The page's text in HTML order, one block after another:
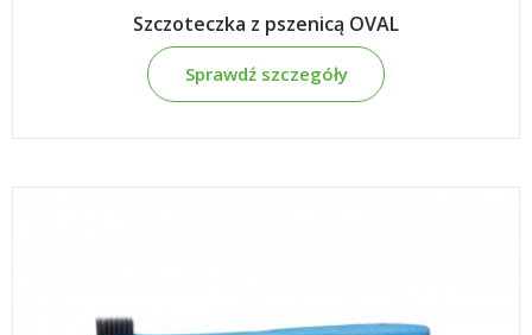
Szczoteczka z pszenicą OVAL
Sprawdź szczegóły